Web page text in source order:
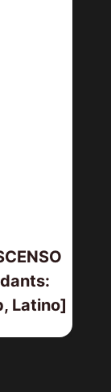
Latino]